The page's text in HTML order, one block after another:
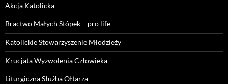
Akcja Katolicka
Bractwo Małych Stópek – pro life
Katolickie Stowarzyszenie Młodzieży
Krucjata Wyzwolenia Człowieka
Liturgiczna Służba Ołtarza